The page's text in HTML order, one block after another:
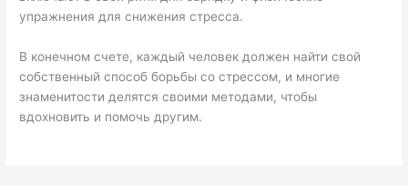
упражнения для снижения стресса.
В конечном счете, каждый человек должен найти свой
собственный способ борьбы со стрессом, и многие
знаменитости делятся своими методами, чтобы
вдохновить и помочь другим.